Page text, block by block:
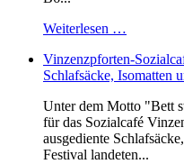
Weiterlesen …
Vinzenzpforten-
Schlafsäcke, Isomatten
Unter dem Motto "Bett
für das Sozialcafé
ausgediente
Festival landeten...